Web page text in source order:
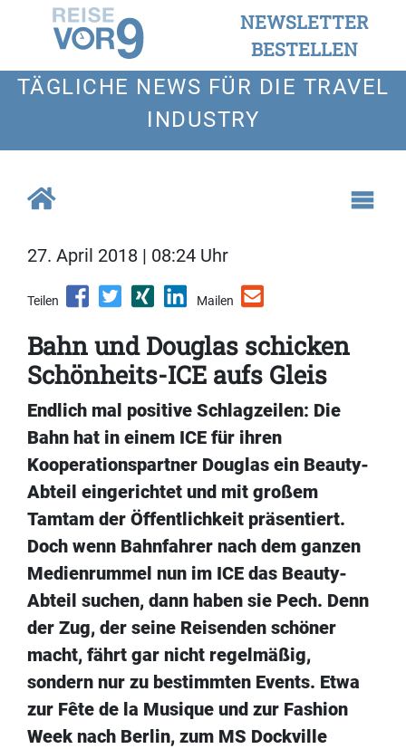
NEWSLETTER
BESTELLEN
TÄGLICHE NEWS FÜR DIE TRAVEL
INDUSTRY
27. April 2018 | 08:24 Uhr
Teilen Mailen
Bahn und Douglas schicken
Schönheits-ICE aufs Gleis
Endlich mal positive Schlagzeilen: Die
Bahn hat in einem ICE für ihren
Kooperationspartner Douglas ein Beauty-
Abteil eingerichtet und mit großem
Tamtam der Öffentlichkeit präsentiert.
Doch wenn Bahnfahrer nach dem ganzen
Medienrummel nun im ICE das Beauty-
Abteil suchen, dann haben sie Pech. Denn
der Zug, der seine Reisenden schöner
macht, fährt gar nicht regelmäßig,
sondern nur zu bestimmten Events. Etwa
zur Fête de la Musique und zur Fashion
Week nach Berlin, zum MS Dockville